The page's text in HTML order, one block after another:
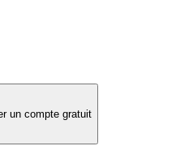
un compte gratuit